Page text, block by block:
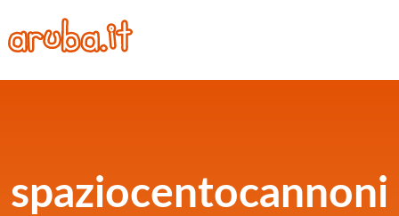
spaziocentocannoni